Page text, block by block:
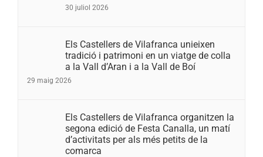
30 juliol 2026
Els Castellers de Vilafranca unieixen
tradició i patrimoni en un viatge de colla
a la Vall d’Aran i a la Vall de Boí
29 maig 2026
Els Castellers de Vilafranca organitzen la
segona edició de Festa Canalla, un matí
d’activitats per als més petits de la
comarca